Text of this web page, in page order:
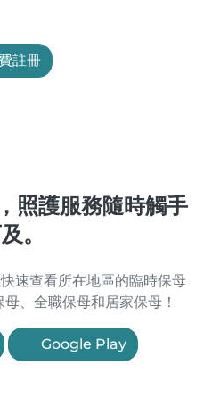
註冊
照護服務隨時觸手
。
速查看所在地區的臨時保母
、全職保母和居家保母！
Google Play